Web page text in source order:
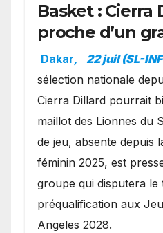
Basket : Cierra
proche d’un
avec les
Dakar, 22 juil (SL-
sélection nationale
Cierra Dillard pourrait
maillot des Lionnes du
de jeu, absente depuis
féminin 2025, est
groupe qui disputera le
préqualification aux
Angeles 2028.